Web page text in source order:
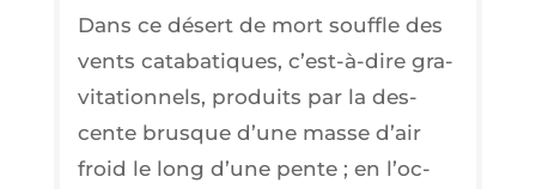
Dans ce désert de mort souffle des
vents cata­ba­tiques, c’est-à-dire gra­
vi­ta­tion­nels, pro­duits par la des­
cente brusque d’une masse d’air
froid le long d’une pente ; en l’oc­